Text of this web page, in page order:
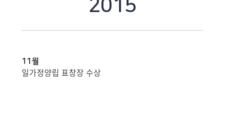
2015
11월
일가정양립 표창장 수상